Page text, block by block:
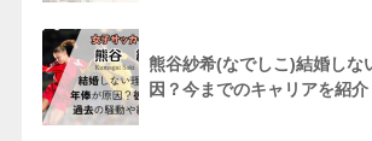
熊谷紗希(なでしこ)結婚しな
因？今までのキャリアを紹介